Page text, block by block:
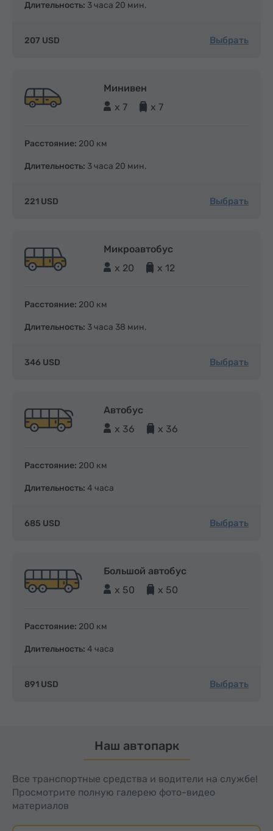
Длительность: 3 часа 20 мин.
207 USD Выбрать
Минивен
x 7
x 7
Расстояние: 200 км
Длительность: 3 часа 20 мин.
221 USD Выбрать
Микроавтобус
x 20
x 12
Расстояние: 200 км
Длительность: 3 часа 38 мин.
346 USD Выбрать
Автобус
x 36
x 36
Расстояние: 200 км
Длительность: 4 часа
685 USD Выбрать
Большой автобус
x 50
x 50
Расстояние: 200 км
Длительность: 4 часа
891 USD Выбрать
Наш автопарк
Все транспортные средства и водители на службе!
Просмотрите полную галерею фото-видео
материалов